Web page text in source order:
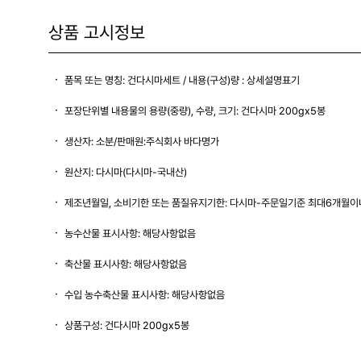
상품 고시정보
품목 또는 명칭: 건다시마세트 / 내용(구성)량 : 상세설명표기
포장단위별 내용물의 용량(중량), 수량, 크기: 건다시마 200gx5봉
생산자: 소분/판매원:주식회사 바다명가
원산지: 다시마(다시마-국내산)
제조년월일, 소비기한 또는 품질유지기한: 다시마-주문일기준 최대6개월
농수산물 표시사항: 해당사항없음
축산물 표시사항: 해당사항없음
수입 농수축산물 표시사항: 해당사항없음
상품구성: 건다시마 200gx5봉